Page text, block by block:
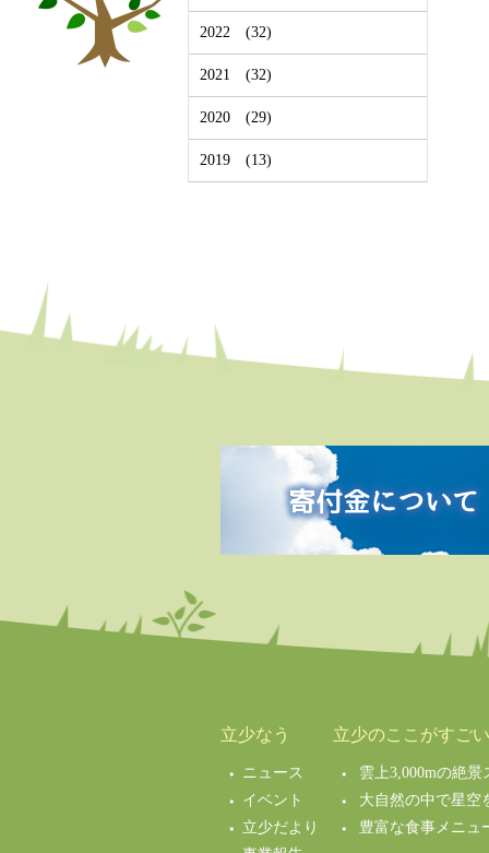
2022 (32)
2021 (32)
2020 (29)
2019 (13)
立少なう
ニュース
イベント
立少だより
立少のここがすご
雲上3,000mの絶
大自然の中で星空
豊富な食事メニュ